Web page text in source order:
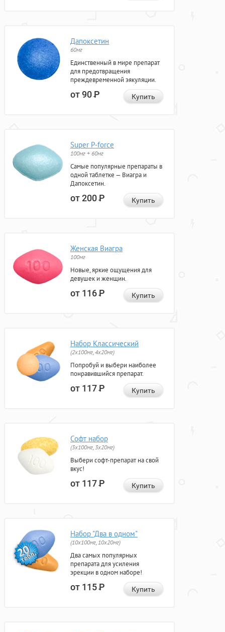
Дапоксетин
60мг
Единственный в мире препарат
для предотвращения
преждевременной эякуляции.
от 90Р Купить
Super P-force
100мг + 60мг
Самые популярные препараты в
одной таблетке — Виагра и
Дапоксетин.
от 200Р Купить
Женская Виагра
100мг
Новые, яркие ощущения для
девушек и женщин.
от 116Р Купить
Набор Классический
(2x100мг, 4x20мг)
Попробуй и выбери наиболее
понравившийся препарат.
от 117Р Купить
Софт набор
(3x100мг, 3x20мг)
Выбери софт-препарат на свой
вкус!
от 117Р Купить
Набор "Два в одном"
(10x100мг, 10x20мг)
Два самых популярных
препарата для усиления
эрекции в одном наборе!
от 115Р Купить